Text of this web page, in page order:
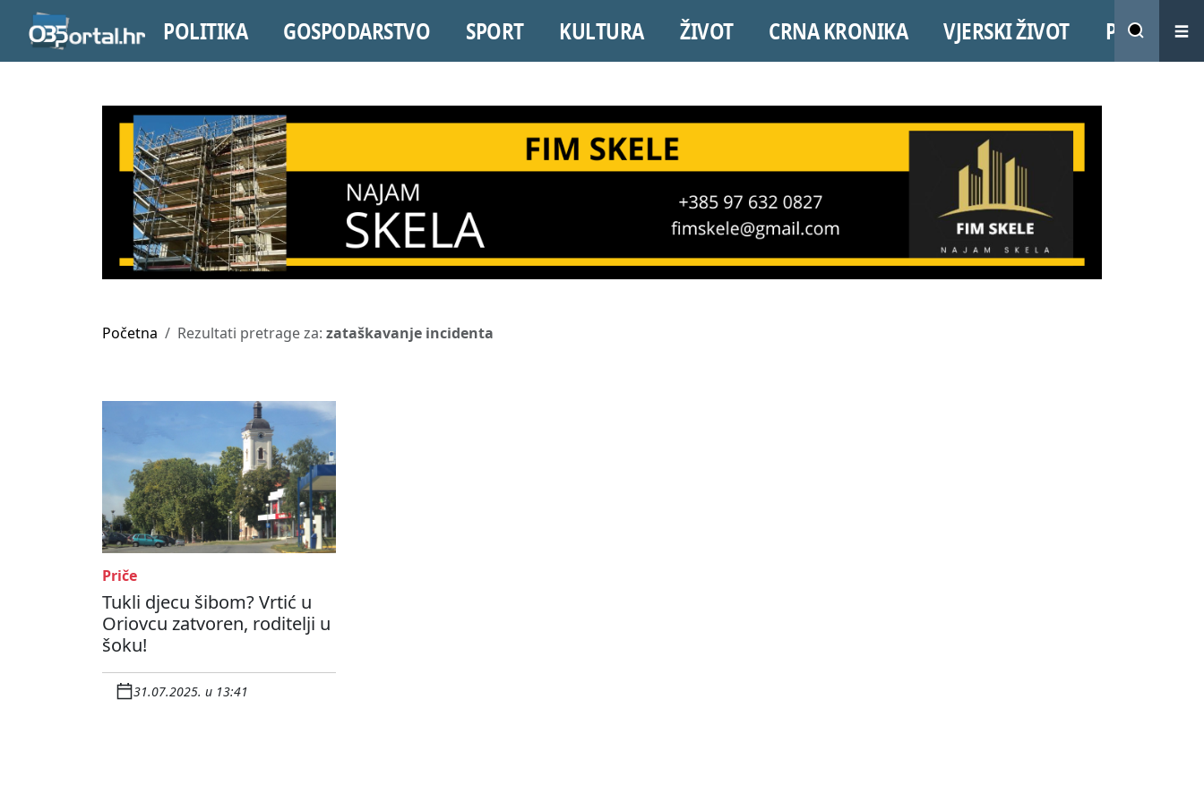
POLITIKA GOSPODARSTVO SPORT KULTURA ŽIVOT CRNA KRONIKA VJERSKI ŽIVOT PROMO
Početna Rezultati pretrage za: zataškavanje incidenta
Priče
Tukli djecu šibom? Vrtić u
Oriovcu zatvoren, roditelji u
šoku!
31.07.2025. u 13:41